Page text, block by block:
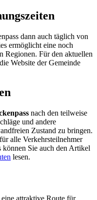
dann auch täglich von
ermöglicht eine noch
Regionen. Für den aktuellen
Website der Gemeinde
nach den teilweise
und andere
Zustand zu bringen.
alle Verkehrsteilnehmer
können Sie auch den Artikel
lesen.
attraktive Route für